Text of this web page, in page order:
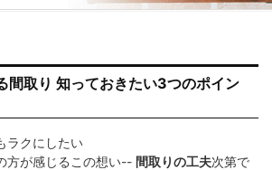
間取り 知っておきたい3つのポイン
ラクにしたい
方が感じるこの想い-- 間取りの工夫次第で